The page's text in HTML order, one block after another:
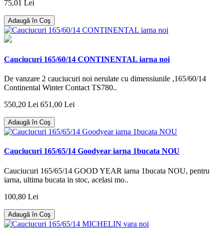
75,01 Lei
Adaugă în Coş
Cauciucuri 165/60/14 CONTINENTAL iarna noi
De vanzare 2 cauciucuri noi nerulate cu dimensiunile ,165/60/14
Continental Winter Contact TS780..
550,20 Lei 651,00 Lei
Adaugă în Coş
Cauciucuri 165/65/14 Goodyear iarna 1bucata NOU
Cauciucuri 165/65/14 GOOD YEAR iarna 1bucata NOU, pentru
iarna, ultima bucata in stoc, acelasi mo..
100,80 Lei
Adaugă în Coş